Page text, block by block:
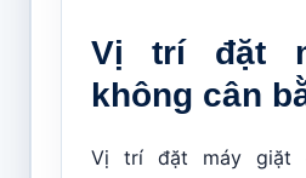
Vị trí đặt
không cân
Vị trí đặt máy giặt